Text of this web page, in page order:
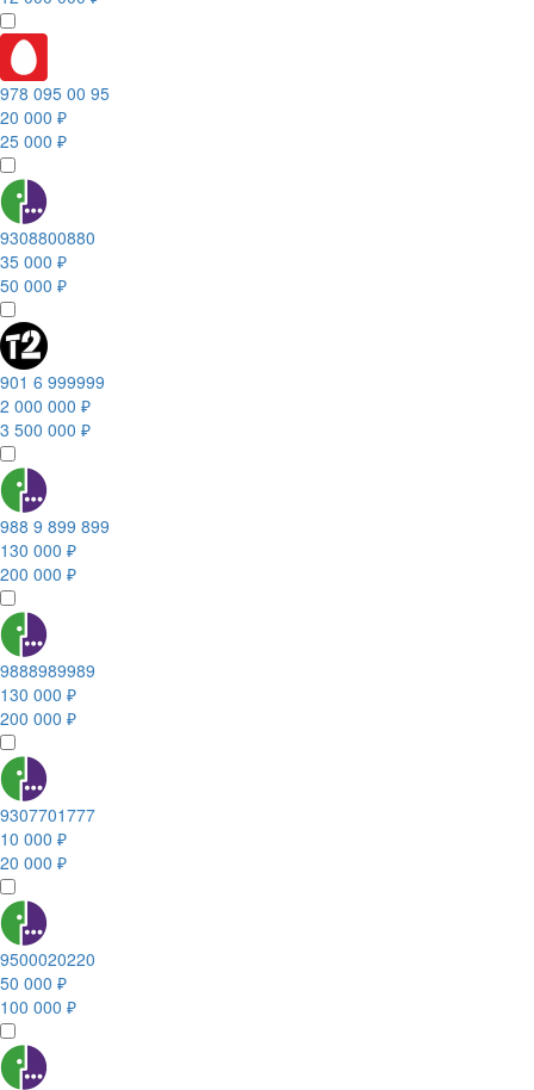
978 095 00 95
20 000 ₽
25 000 ₽
9308800880
35 000 ₽
50 000 ₽
901 6 999999
2 000 000 ₽
3 500 000 ₽
988 9 899 899
130 000 ₽
200 000 ₽
9888989989
130 000 ₽
200 000 ₽
9307701777
10 000 ₽
20 000 ₽
9500020220
50 000 ₽
100 000 ₽